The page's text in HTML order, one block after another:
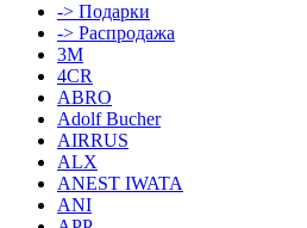
-> Подарки
-> Распродажа
3M
4CR
ABRO
Adolf Bucher
AIRRUS
ALX
ANEST IWATA
ANI